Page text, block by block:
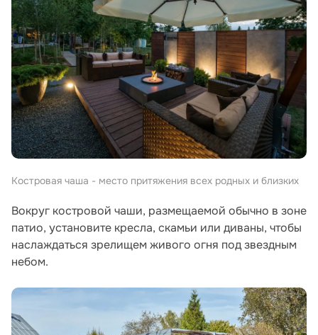
Костровая чаша - место притяжения всех родных и близких
Вокруг костровой чаши, размещаемой обычно в зоне
патио, установите кресла, скамьи или диваны, чтобы
наслаждаться зрелищем живого огня под звездным
небом.